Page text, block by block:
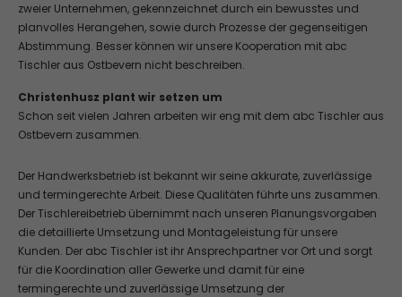
Get in touch
Cybersteel Inc.
376-293 City Road, Suite 600
Have any questions?
info@yourdomain.com
About us
Lorem ipsum dolor sit amet, consectetuer adipiscing
elit.
zweier Unternehmen, gekennzeichnet durch ein bewusstes und
planvolles Herangehen, sowie durch Prozesse der gegenseitigen
Abstimmung. Besser können wir unsere Kooperation mit abc
Tischler aus Ostbevern nicht beschreiben.
Christenhusz plant wir setzen um
Schon seit vielen Jahren arbeiten wir eng mit dem abc Tischler aus
Ostbevern zusammen.
Der Handwerksbetrieb ist bekannt wir seine akkurate, zuverlässige
und termingerechte Arbeit. Diese Qualitäten führte uns zusammen.
Der Tischlereibetrieb übernimmt nach unseren Planungsvorgaben
die detaillierte Umsetzung und Montageleistung für unsere
Kunden. Der abc Tischler ist ihr Ansprechpartner vor Ort und sorgt
für die Koordination aller Gewerke und damit für eine
termingerechte und zuverlässige Umsetzung der